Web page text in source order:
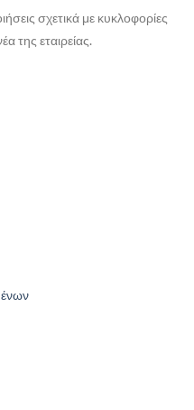
σχετικά με κυκλοφορίες
της εταιρείας.